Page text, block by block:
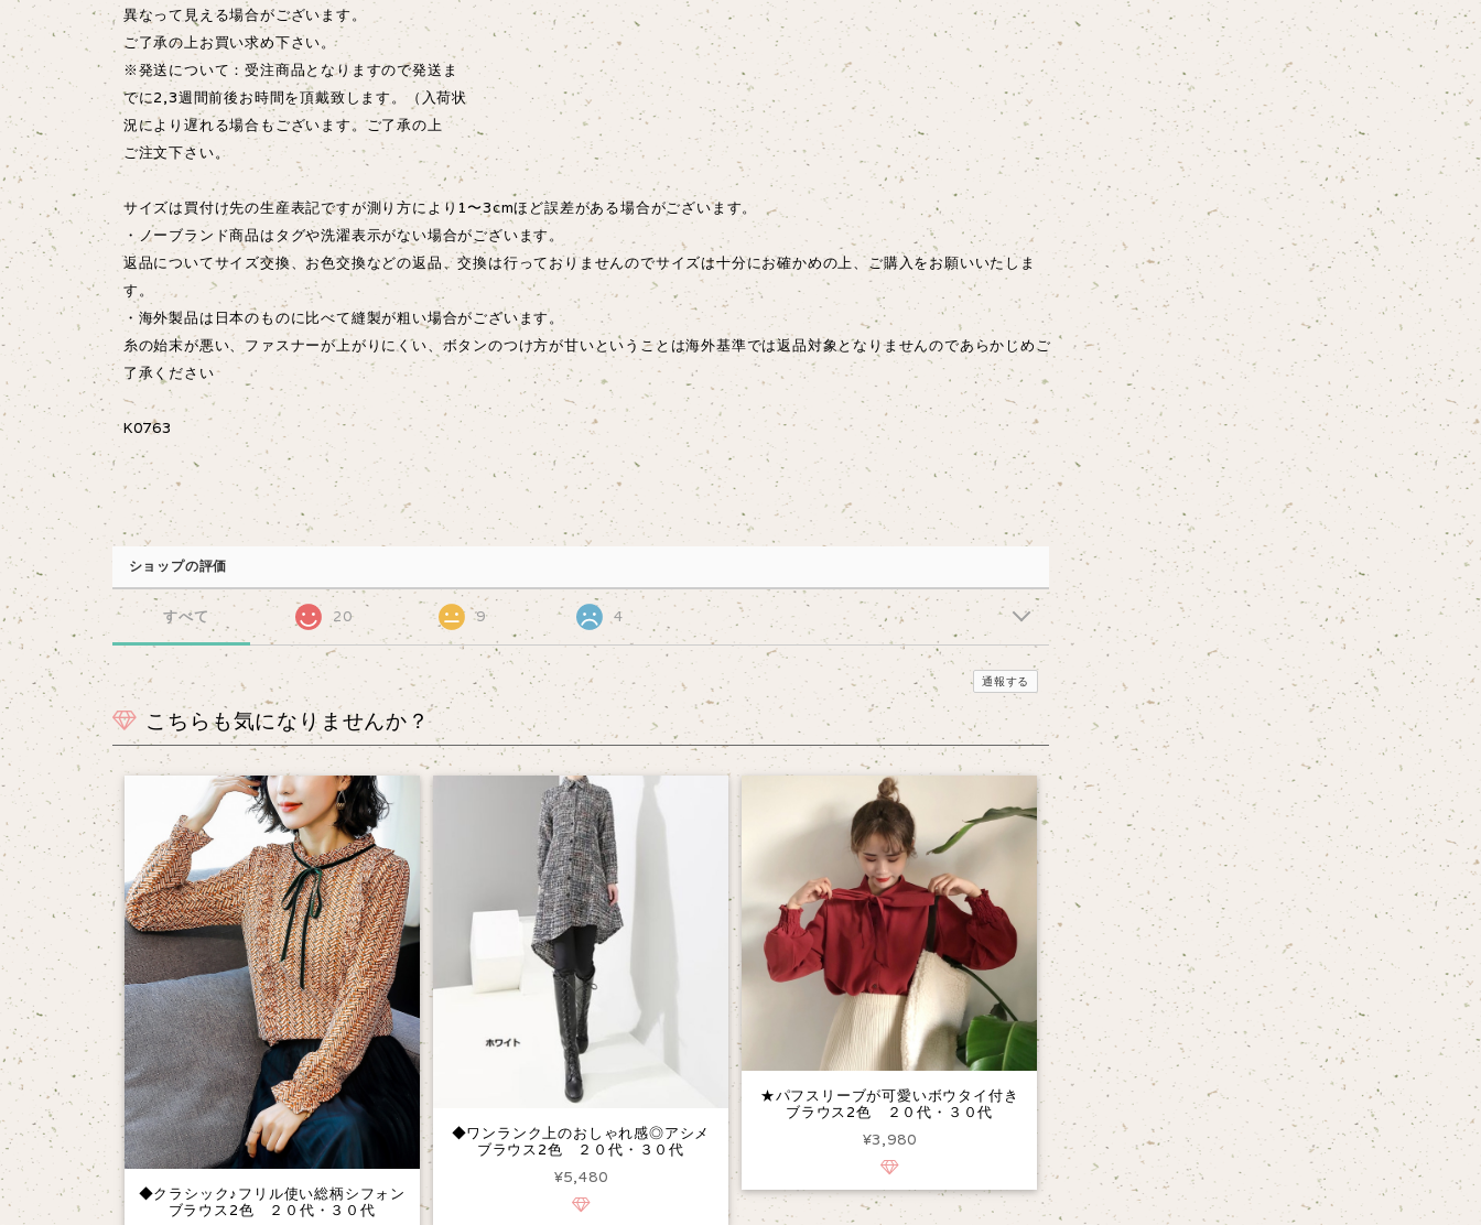
異なって見える場合がございます。
ご了承の上お買い求め下さい。
※発送について：受注商品となりますので発送ま
でに2,3週間前後お時間を頂戴致します。（入荷状
況により遅れる場合もございます。ご了承の上
ご注文下さい。
サイズは買付け先の生産表記ですが測り方により1〜3cmほど誤差がある場合がございます。
・ノーブランド商品はタグや洗濯表示がない場合がございます。
返品についてサイズ交換、お色交換などの返品、交換は行っておりませんのでサイズは十分にお確かめの上、ご購入をお願いいたしま
す。
・海外製品は日本のものに比べて縫製が粗い場合がございます。
糸の始末が悪い、ファスナーが上がりにくい、ボタンのつけ方が甘いということは海外基準では返品対象となりませんのであらかじめご
了承ください
K0763
ショップの評価
すべて 20 9 4
通報する
こちらも気になりませんか？
◆クラシック♪フリル使い総柄シフォン
ブラウス2色 ２０代・３０代
◆ワンランク上のおしゃれ感◎アシメ
ブラウス2色 ２０代・３０代
¥5,480
★パフスリーブが可愛いボウタイ付き
ブラウス2色 ２０代・３０代
¥3,980